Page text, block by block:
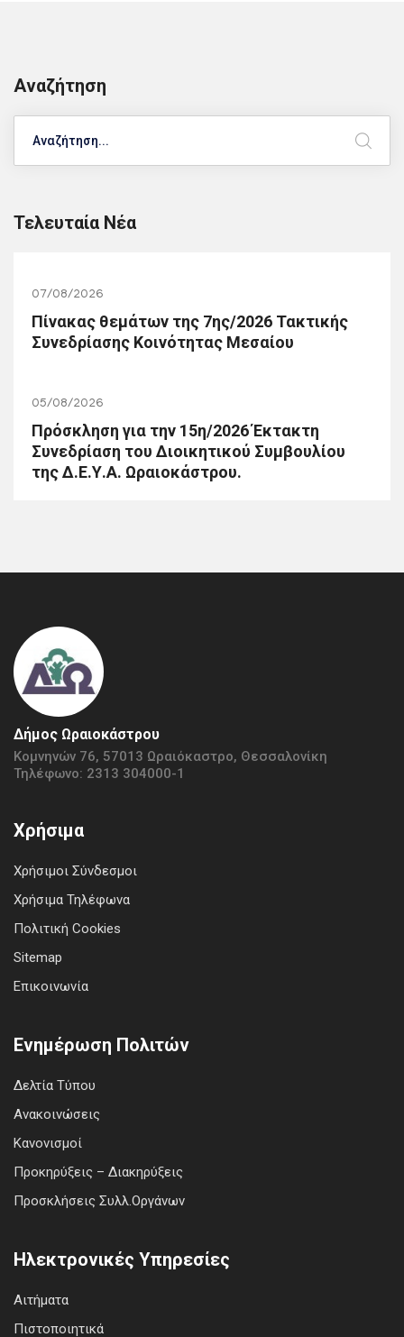
Αναζήτηση
Τελευταία Νέα
07/08/2026
Πίνακας θεμάτων της 7ης/2026 Τακτικής
Συνεδρίασης Κοινότητας Μεσαίου
05/08/2026
Πρόσκληση για την 15η/2026 Έκτακτη
Συνεδρίαση του Διοικητικού Συμβουλίου
της Δ.Ε.Υ.Α. Ωραιοκάστρου.
Δήμος Ωραιοκάστρου
Κομνηνών 76, 57013 Ωραιόκαστρο, Θεσσαλονίκη
Τηλέφωνο: 2313 304000-1
Χρήσιμα
Χρήσιμοι Σύνδεσμοι
Χρήσιμα Τηλέφωνα
Πολιτική Cookies
Sitemap
Επικοινωνία
Ενημέρωση Πολιτών
Δελτία Τύπου
Ανακοινώσεις
Κανονισμοί
Προκηρύξεις – Διακηρύξεις
Προσκλήσεις Συλλ.Οργάνων
Ηλεκτρονικές Υπηρεσίες
Αιτήματα
Πιστοποιητικά